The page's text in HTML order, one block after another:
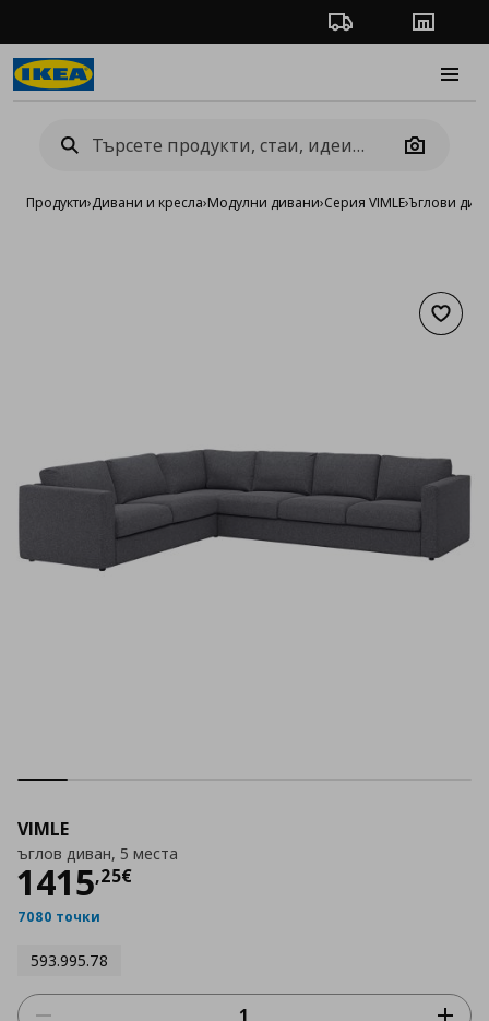
Проследяване на
Camera
Продукти›Дивани и кресла›Модулни дивани›Серия VIMLE›Ъглови
VIMLE
ъглов диван, 5 места
1415,25€
Цена1415,25 €
7080 точки
593.995.78